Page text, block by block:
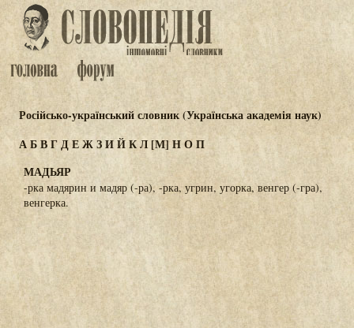
Російсько-український словник (Українська академія наук)
АБВГДЕЖЗИЙКЛ[М] НОП
МАДЬЯР
-рка мадярин и мадяр (-ра), -рка, угрин, угорка, венгер (-гра),
венгерка.